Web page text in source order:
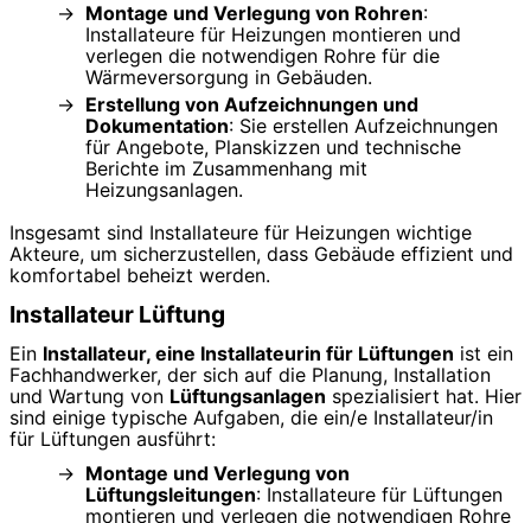
Montage und Verlegung von Rohren:
Installateure für Heizungen montieren und
verlegen die notwendigen Rohre für die
Wärmeversorgung in Gebäuden.
Erstellung von Aufzeichnungen und
Dokumentation: Sie erstellen Aufzeichnungen
für Angebote, Planskizzen und technische
Berichte im Zusammenhang mit
Heizungsanlagen.
Insgesamt sind Installateure für Heizungen wichtige
Akteure, um sicherzustellen, dass Gebäude effizient und
komfortabel beheizt werden.
Installateur Lüftung
Ein Installateur, eine Installateurin für Lüftungen ist ein
Fachhandwerker, der sich auf die Planung, Installation
und Wartung von Lüftungsanlagen spezialisiert hat. Hier
sind einige typische Aufgaben, die ein/e Installateur/in
für Lüftungen ausführt:
Montage und Verlegung von
Lüftungsleitungen: Installateure für Lüftungen
montieren und verlegen die notwendigen Rohre